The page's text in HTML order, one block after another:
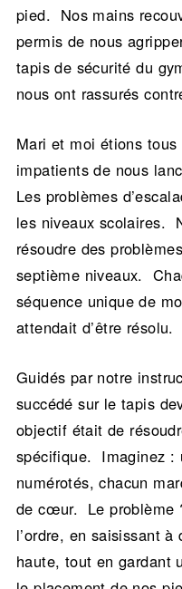
pied. Nos mains
permis de nous
tapis de sécurité du
nous ont rassurés
Mari et moi étions
impatients de nous
Les problèmes
les niveaux scolaires.
résoudre des
septième niveaux.
séquence unique de
attendait d’être résolu.
Guidés par notre
succédé sur le tapis
objectif était de
spécifique. Imaginez :
numérotés, chacun
de cœur. Le problème
l’ordre, en saisissant
haute, tout en gardant